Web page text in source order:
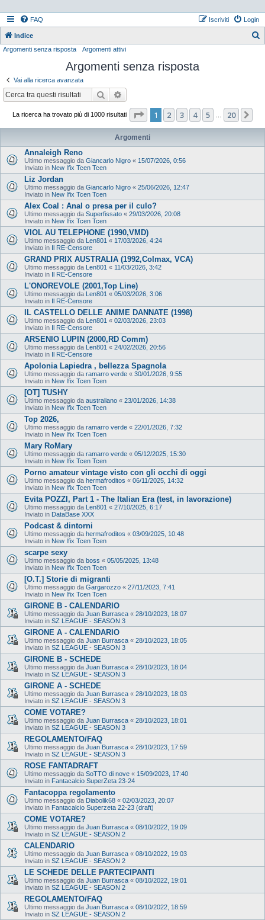
FAQ Login
Iscriviti
Indice
Argomenti senza risposta Argomenti attivi
Argomenti senza risposta
Vai alla ricerca avanzata
Cerca
La ricerca ha trovato più di 1000 risultati Pagina di 20
1 2 3 4 5 20
Argomenti
Annaleigh Reno
Ultimo messaggio da Giancarlo Nigro « 15/07/2026, 0:56
Inviato in New Ifix Tcen Tcen
Liz Jordan
Ultimo messaggio da Giancarlo Nigro « 25/06/2026, 12:47
Inviato in New Ifix Tcen Tcen
Alex Coal : Anal o presa per il culo?
Ultimo messaggio da Superfissato « 29/03/2026, 20:08
Inviato in New Ifix Tcen Tcen
VIOL AU TELEPHONE (1990,VMD)
Ultimo messaggio da Len801 « 17/03/2026, 4:24
Inviato in Il RE-Censore
GRAND PRIX AUSTRALIA (1992,Colmax, VCA)
Ultimo messaggio da Len801 « 11/03/2026, 3:42
Inviato in Il RE-Censore
L'ONOREVOLE (2001,Top Line)
Ultimo messaggio da Len801 « 05/03/2026, 3:06
Inviato in Il RE-Censore
IL CASTELLO DELLE ANIME DANNATE (1998)
Ultimo messaggio da Len801 « 02/03/2026, 23:03
Inviato in Il RE-Censore
ARSENIO LUPIN (2000,RD Comm)
Ultimo messaggio da Len801 « 24/02/2026, 20:56
Inviato in Il RE-Censore
Apolonia Lapiedra , bellezza Spagnola
Ultimo messaggio da ramarro verde « 30/01/2026, 9:55
Inviato in New Ifix Tcen Tcen
[OT] TUSHY
Ultimo messaggio da australiano « 23/01/2026, 14:38
Inviato in New Ifix Tcen Tcen
Top 2026,
Ultimo messaggio da ramarro verde « 22/01/2026, 7:32
Inviato in New Ifix Tcen Tcen
Mary RoMary
Ultimo messaggio da ramarro verde « 05/12/2025, 15:30
Inviato in New Ifix Tcen Tcen
Porno amateur vintage visto con gli occhi di oggi
Ultimo messaggio da hermafroditos « 06/11/2025, 14:32
Inviato in New Ifix Tcen Tcen
Evita POZZI, Part 1 - The Italian Era (test, in lavorazione)
Ultimo messaggio da Len801 « 27/10/2025, 6:17
Inviato in DataBase XXX
Podcast & dintorni
Ultimo messaggio da hermafroditos « 03/09/2025, 10:48
Inviato in New Ifix Tcen Tcen
scarpe sexy
Ultimo messaggio da boss « 05/05/2025, 13:48
Inviato in New Ifix Tcen Tcen
[O.T.] Storie di migranti
Ultimo messaggio da Gargarozzo « 27/11/2023, 7:41
Inviato in New Ifix Tcen Tcen
GIRONE B - CALENDARIO
Ultimo messaggio da Juan Burrasca « 28/10/2023, 18:07
Inviato in SZ LEAGUE - SEASON 3
GIRONE A - CALENDARIO
Ultimo messaggio da Juan Burrasca « 28/10/2023, 18:05
Inviato in SZ LEAGUE - SEASON 3
GIRONE B - SCHEDE
Ultimo messaggio da Juan Burrasca « 28/10/2023, 18:04
Inviato in SZ LEAGUE - SEASON 3
GIRONE A - SCHEDE
Ultimo messaggio da Juan Burrasca « 28/10/2023, 18:03
Inviato in SZ LEAGUE - SEASON 3
COME VOTARE?
Ultimo messaggio da Juan Burrasca « 28/10/2023, 18:01
Inviato in SZ LEAGUE - SEASON 3
REGOLAMENTO/FAQ
Ultimo messaggio da Juan Burrasca « 28/10/2023, 17:59
Inviato in SZ LEAGUE - SEASON 3
ROSE FANTADRAFT
Ultimo messaggio da SoTTO di nove « 15/09/2023, 17:40
Inviato in Fantacalcio SuperZeta 23-24
Fantacoppa regolamento
Ultimo messaggio da Diabolik68 « 02/03/2023, 20:07
Inviato in Fantacalcio Superzeta 22-23 (draft)
COME VOTARE?
Ultimo messaggio da Juan Burrasca « 08/10/2022, 19:09
Inviato in SZ LEAGUE - SEASON 2
CALENDARIO
Ultimo messaggio da Juan Burrasca « 08/10/2022, 19:03
Inviato in SZ LEAGUE - SEASON 2
LE SCHEDE DELLE PARTECIPANTI
Ultimo messaggio da Juan Burrasca « 08/10/2022, 19:01
Inviato in SZ LEAGUE - SEASON 2
REGOLAMENTO/FAQ
Ultimo messaggio da Juan Burrasca « 08/10/2022, 18:59
Inviato in SZ LEAGUE - SEASON 2